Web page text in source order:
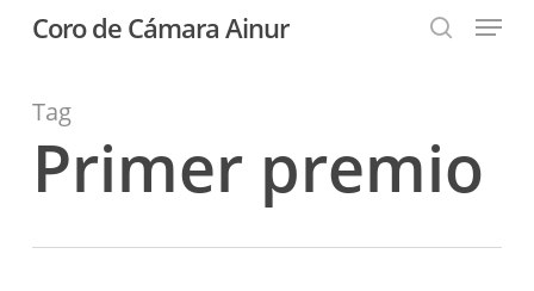
content
Coro de Cámara Ainur Menu
Tag
Primer premio